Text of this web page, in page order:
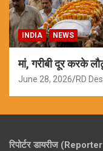
INDIA NEWS
मां, गरीबी दूर करके
June 28, 2026 RD
रिपोर्टर डायरीज